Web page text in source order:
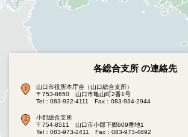
各総合支所 の連絡先
山口市役所本庁舎（山口総合支所）
〒753-8650 山口市亀山町2番1号
Tel：083-922-4111
Fax：083-934-2944
小郡総合支所
〒754-8511 山口市小郡下郷609番地1
Tel：083-973-2411
Fax：083-973-4892